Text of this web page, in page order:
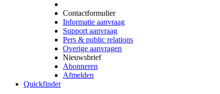
Contactformulier
Informatie aanvraag
Support aanvraag
Pers & public relations
Overige aanvragen
Nieuwsbrief
Abonneren
Afmelden
Quickfinder